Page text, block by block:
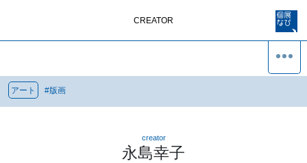
CREATOR
アート #版画
creator
永島幸子